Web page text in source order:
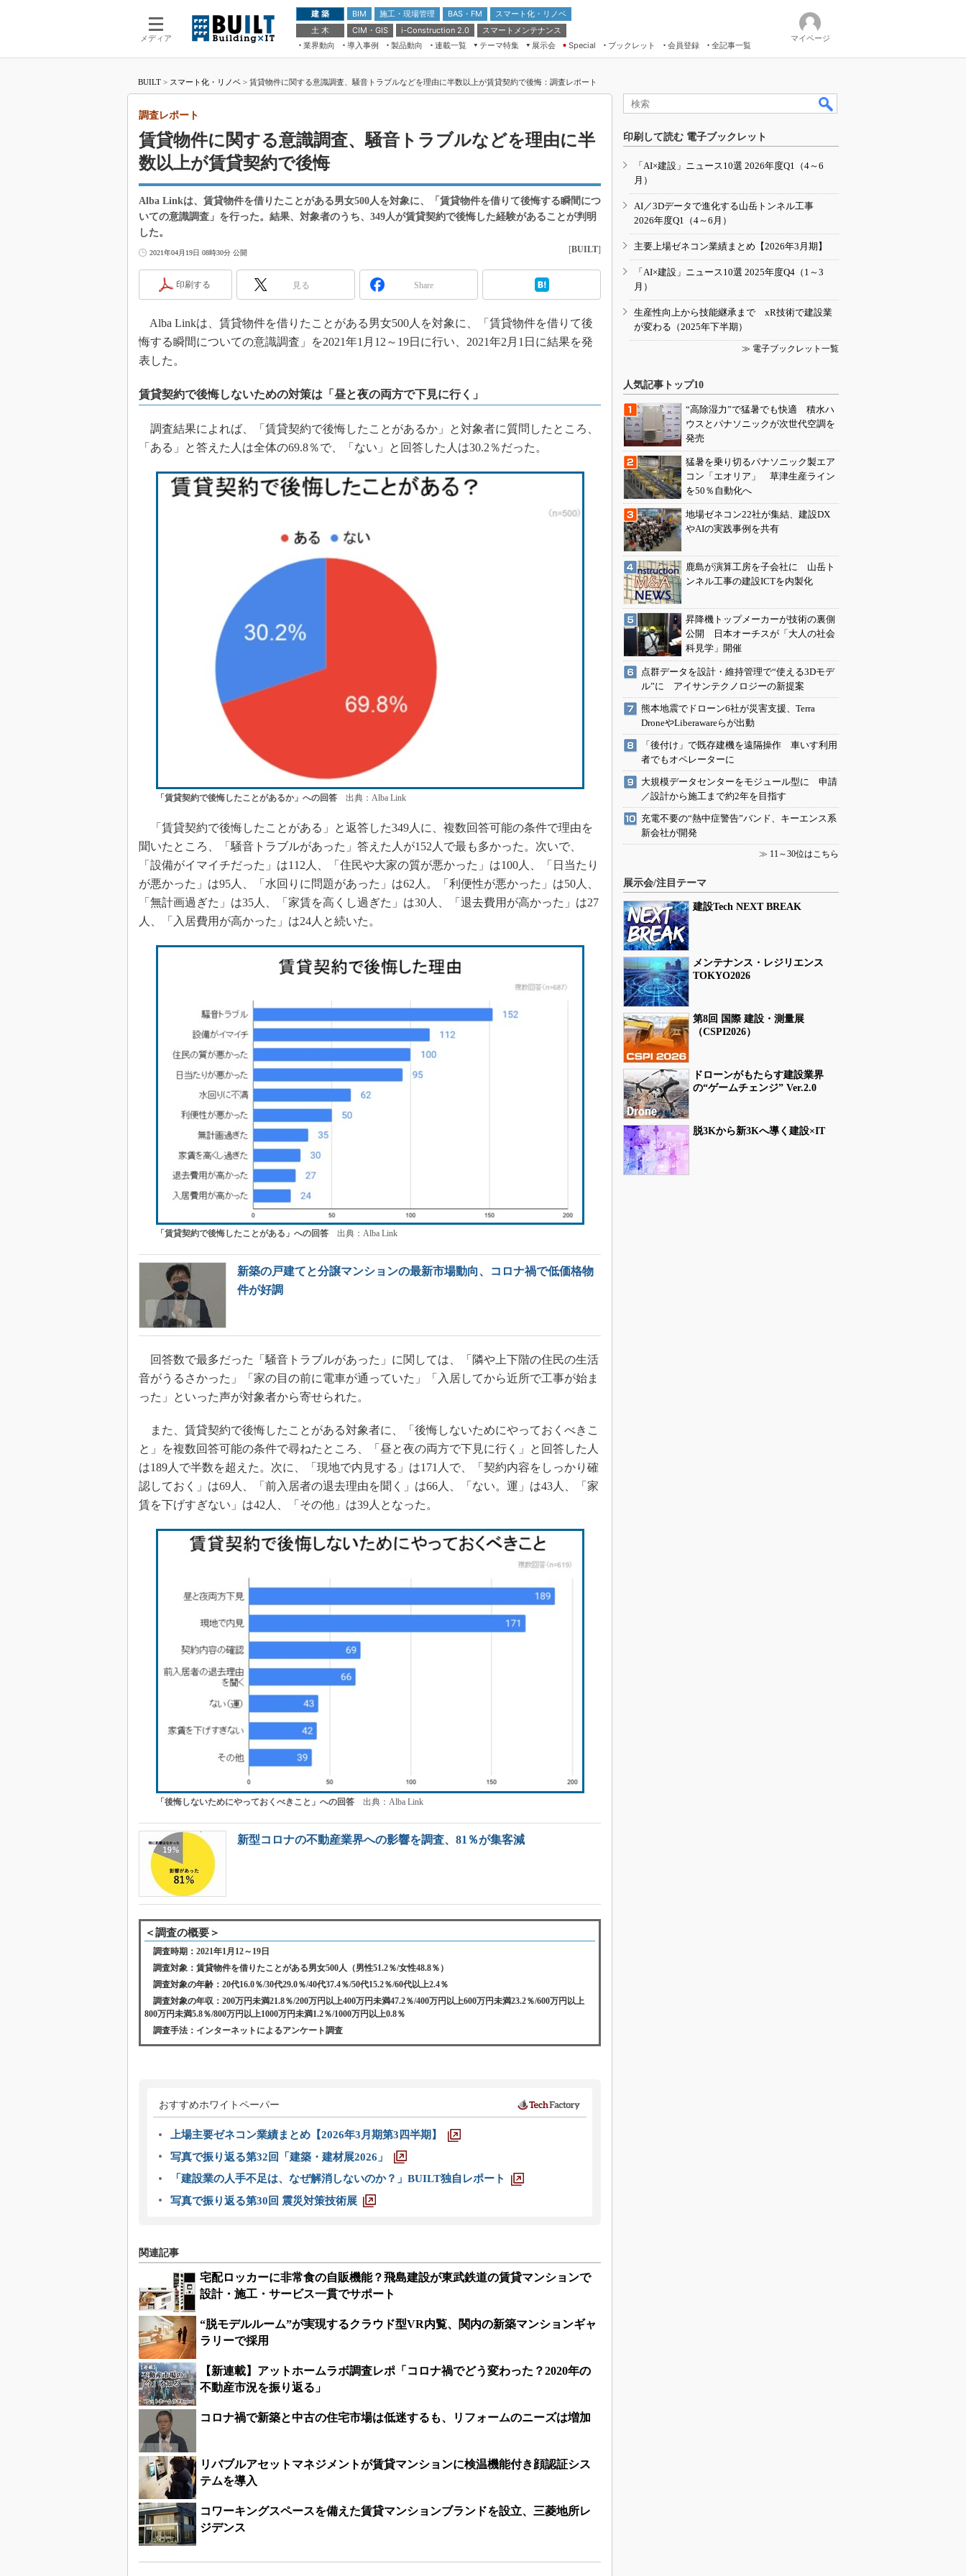
メディア
建 築 BIM 施工・現場管理 BAS・FM
スマート化・リノベ
土 木
CIM・GIS i-Construction 2.0
スマートメンテナンス
業界動向
導入事例 製品動向 連載一覧
テーマ特集
ドローンがもたらす建設業界の“ゲー
ムチェンジ” Ver.2.0
“Society5.0”時代のスマートビル
展示会
第8回 国際 建設・測量展
築・土木・不動産の先端技術展－
メンテナンス・レジリエンスOSAKA
2020
日本 ものづくりワールド 2020
IGAS2018
Special ブックレット 会員登録 全記事一覧
マイページ
BUILT > スマート化・リノベ > 賃貸物件に関する意識調査、騒音トラブルなどを理由に半数以上が賃貸契約で後悔：調査レポート
賃貸物件に関する意識調査、騒音トラブルなどを理由に半
数以上が賃貸契約で後悔
調査レポート
Alba Linkは、賃貸物件を借りたことがある男女500人を対象に、「賃貸物件を借りて後悔する瞬間につ
いての意識調査」を行った。結果、対象者のうち、349人が賃貸契約で後悔した経験があることが判明
した。
2021年04月19日 08時30分 公開 [BUILT]
印刷する 見る Share
Alba Linkは、賃貸物件を借りたことがある男女500人を対象に、「賃貸物件を借りて後
悔する瞬間についての意識調査」を2021年1月12～19日に行い、2021年2月1日に結果を発
表した。
賃貸契約で後悔しないための対策は「昼と夜の両方で下見に行く」
調査結果によれば、「賃貸契約で後悔したことがあるか」と対象者に質問したところ、
「ある」と答えた人は全体の69.8％で、「ない」と回答した人は30.2％だった。
「賃貸契約で後悔したことがあるか」への回答出典：Alba Link
「賃貸契約で後悔したことがある」と返答した349人に、複数回答可能の条件で理由を
聞いたところ、「騒音トラブルがあった」答えた人が152人で最も多かった。次いで、
「設備がイマイチだった」は112人、「住民や大家の質が悪かった」は100人、「日当たり
が悪かった」は95人、「水回りに問題があった」は62人。「利便性が悪かった」は50人、
「無計画過ぎた」は35人、「家賃を高くし過ぎた」は30人、「退去費用が高かった」は27
人、「入居費用が高かった」は24人と続いた。
「賃貸契約で後悔したことがある」への回答出典：Alba Link
新築の戸建てと分譲マンションの最新市場動向、コロナ禍で低価格物
件が好調
回答数で最多だった「騒音トラブルがあった」に関しては、「隣や上下階の住民の生活
音がうるさかった」「家の目の前に電車が通っていた」「入居してから近所で工事が始ま
った」といった声が対象者から寄せられた。
また、賃貸契約で後悔したことがある対象者に、「後悔しないためにやっておくべきこ
と」を複数回答可能の条件で尋ねたところ、「昼と夜の両方で下見に行く」と回答した人
は189人で半数を超えた。次に、「現地で内見する」は171人で、「契約内容をしっかり確
認しておく」は69人、「前入居者の退去理由を聞く」は66人、「ない。運」は43人、「家
賃を下げすぎない」は42人、「その他」は39人となった。
「後悔しないためにやっておくべきこと」への回答出典：Alba Link
新型コロナの不動産業界への影響を調査、81％が集客減
＜調査の概要＞
調査時期：2021年1月12～19日
調査対象：賃貸物件を借りたことがある男女500人（男性51.2％/女性48.8％）
調査対象の年齢：20代16.0％/30代29.0％/40代37.4％/50代15.2％/60代以上2.4％
調査対象の年収：200万円未満21.8％/200万円以上400万円未満47.2％/400万円以上600万円未満23.2％/600万円以上
800万円未満5.8％/800万円以上1000万円未満1.2％/1000万円以上0.8％
調査手法：インターネットによるアンケート調査
おすすめホワイトペーパー
上場主要ゼネコン業績まとめ【2026年3月期第3四半期】
写真で振り返る第32回「建築・建材展2026」
「建設業の人手不足は、なぜ解消しないのか？」BUILT独自レポート
写真で振り返る第30回 震災対策技術展
関連記事
宅配ロッカーに非常食の自販機能？飛島建設が東武鉄道の賃貸マンションで
設計・施工・サービス一貫でサポート
“脱モデルルーム”が実現するクラウド型VR内覧、関内の新築マンションギャ
ラリーで採用
【新連載】アットホームラボ調査レポ「コロナ禍でどう変わった？2020年の
不動産市況を振り返る」
コロナ禍で新築と中古の住宅市場は低迷するも、リフォームのニーズは増加
リバブルアセットマネジメントが賃貸マンションに検温機能付き顔認証シス
テムを導入
コワーキングスペースを備えた賃貸マンションブランドを設立、三菱地所レ
ジデンス
印刷して読む 電子ブックレット
「AI×建設」ニュース10選 2026年度Q1（4～6
月）
AI／3Dデータで進化する山岳トンネル工事
2026年度Q1（4～6月）
主要上場ゼネコン業績まとめ【2026年3月期】
「AI×建設」ニュース10選 2025年度Q4（1～3
月）
生産性向上から技能継承まで xR技術で建設業
が変わる（2025年下半期）
≫ 電子ブックレット一覧
人気記事トップ10
“高除湿力”で猛暑でも快適 積水ハ
ウスとパナソニックが次世代空調を
発売
猛暑を乗り切るパナソニック製エア
コン「エオリア」 草津生産ライン
を50％自動化へ
地場ゼネコン22社が集結、建設DX
やAIの実践事例を共有
鹿島が演算工房を子会社に 山岳ト
ンネル工事の建設ICTを内製化
昇降機トップメーカーが技術の裏側
公開 日本オーチスが「大人の社会
科見学」開催
点群データを設計・維持管理で“使える3Dモデ
ル”に アイサンテクノロジーの新提案
熊本地震でドローン6社が災害支援、Terra
DroneやLiberawareらが出動
「後付け」で既存建機を遠隔操作 車いす利用
者でもオペレーターに
大規模データセンターをモジュール型に 申請
／設計から施工まで約2年を目指す
充電不要の“熱中症警告”バンド、キーエンス系
新会社が開発
≫ 11～30位はこちら
展示会/注目テーマ
建設Tech NEXT BREAK
メンテナンス・レジリエンス
TOKYO2026
第8回 国際 建設・測量展
（CSPI2026）
ドローンがもたらす建設業界
の“ゲームチェンジ” Ver.2.0
脱3Kから新3Kへ導く建設×IT